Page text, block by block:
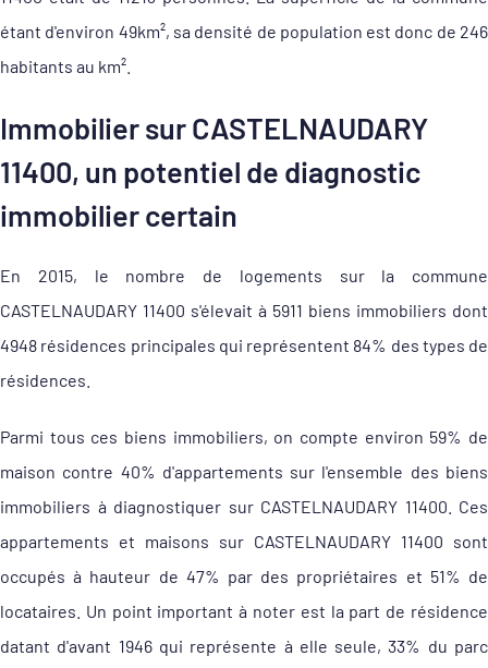
étant d'environ 49km², sa densité de population est donc de 246
habitants au km².
Immobilier sur CASTELNAUDARY
11400, un potentiel de diagnostic
immobilier certain
En 2015, le nombre de logements sur la commune
CASTELNAUDARY 11400 s'élevait à 5911 biens immobiliers dont
4948 résidences principales qui représentent 84% des types de
résidences.
Parmi tous ces biens immobiliers, on compte environ 59% de
maison contre 40% d'appartements sur l'ensemble des biens
immobiliers à diagnostiquer sur CASTELNAUDARY 11400. Ces
appartements et maisons sur CASTELNAUDARY 11400 sont
occupés à hauteur de 47% par des propriétaires et 51% de
locataires. Un point important à noter est la part de résidence
datant d'avant 1946 qui représente à elle seule, 33% du parc